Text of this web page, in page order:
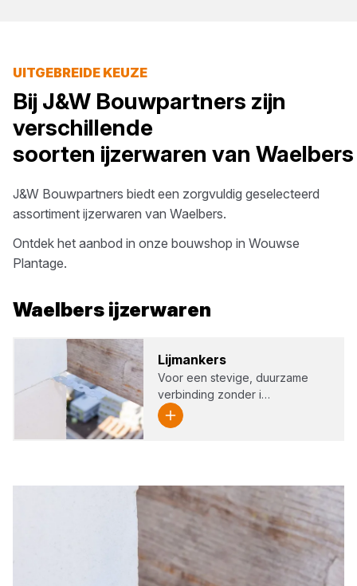
UITGEBREIDE KEUZE
Bij J&W Bouwpartners zijn
verschillende
soorten ijzerwaren van Waelbers
J&W Bouwpartners biedt een zorgvuldig geselecteerd
assortiment ijzerwaren van Waelbers.
Ontdek het aanbod in onze bouwshop in Wouwse
Plantage.
Waelbers ijzerwaren
Lijm­an­kers
Voor een stevige, duurzame
verbinding zonder i…